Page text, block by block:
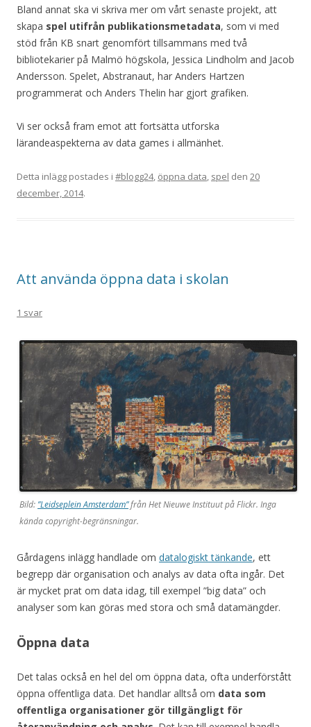
Bland annat ska vi skriva mer om vårt senaste projekt, att
skapa spel utifrån publikationsmetadata, som vi med
stöd från KB snart genomfört tillsammans med två
bibliotekarier på Malmö högskola, Jessica Lindholm and Jacob
Andersson. Spelet, Abstranaut, har Anders Hartzen
programmerat och Anders Thelin har gjort grafiken.
Vi ser också fram emot att fortsätta utforska
lärandeaspekterna av data games i allmänhet.
Detta inlägg postades i #blogg24, öppna data, spel den 20
december, 2014.
Att använda öppna data i skolan
1 svar
Bild: ”Leidseplein Amsterdam”från Het Nieuwe Instituut på Flickr. Inga
kända copyright-begränsningar.
Gårdagens inlägg handlade om datalogiskt tänkande, ett
begrepp där organisation och analys av data ofta ingår. Det
är mycket prat om data idag, till exempel ”big data” och
analyser som kan göras med stora och små datamängder.
Öppna data
Det talas också en hel del om öppna data, ofta underförstått
öppna offentliga data. Det handlar alltså om data som
offentliga organisationer gör tillgängligt för